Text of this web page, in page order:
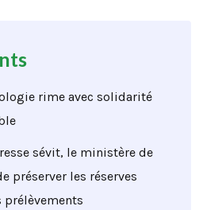
rime avec solidarité
sévit, le ministère de
préserver les réserves
prélèvements